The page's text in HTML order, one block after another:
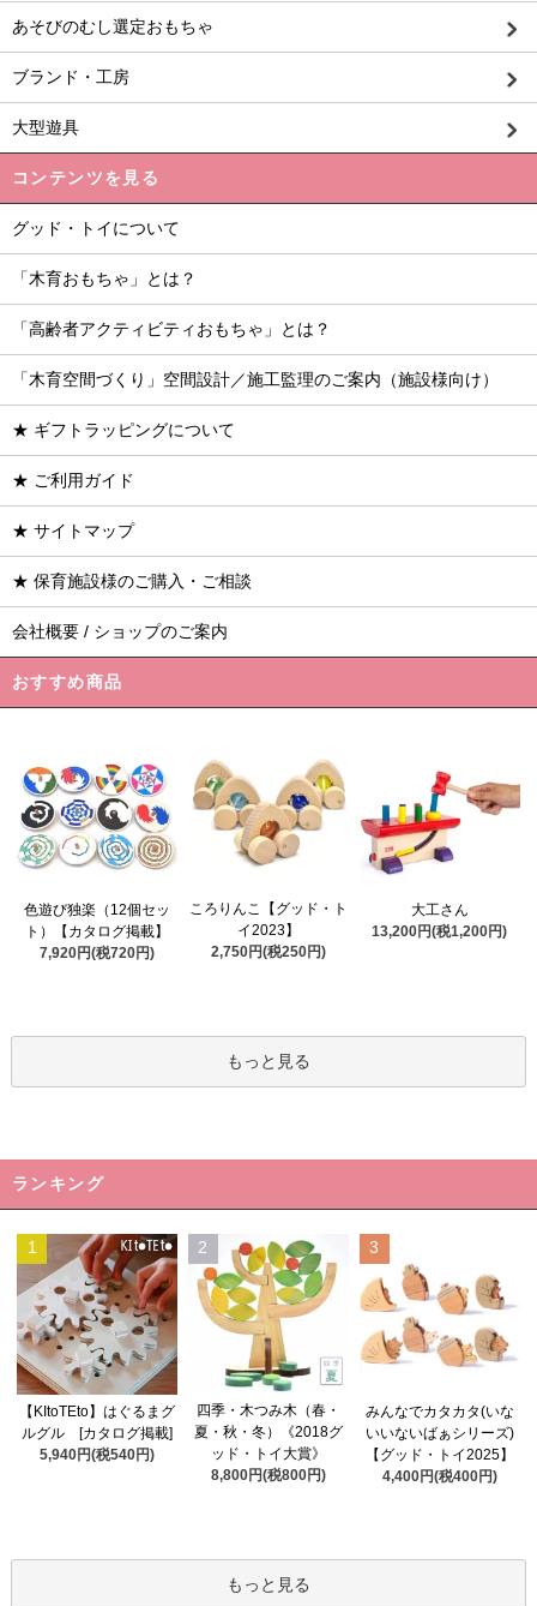
あそびのむし選定おもちゃ
ブランド・工房
大型遊具
コンテンツを見る
グッド・トイについて
「木育おもちゃ」とは？
「高齢者アクティビティおもちゃ」とは？
「木育空間づくり」空間設計／施工監理のご案内（施設様向け）
★ ギフトラッピングについて
★ ご利用ガイド
★ サイトマップ
★ 保育施設様のご購入・ご相談
会社概要 / ショップのご案内
おすすめ商品
色遊び独楽（12個セッ
ト）【カタログ掲載】
7,920円(税720円)
ころりんこ【グッド・ト
イ2023】
2,750円(税250円)
大工さん
13,200円(税1,200円)
もっと見る
ランキング
1
【KItoTEto】はぐるまグ
ルグル [カタログ掲載]
5,940円(税540円)
2
四季・木つみ木（春・
夏・秋・冬）《2018グ
ッド・トイ大賞》
8,800円(税800円)
3
みんなでカタカタ(いな
いいないばぁシリーズ)
【グッド・トイ2025】
4,400円(税400円)
もっと見る